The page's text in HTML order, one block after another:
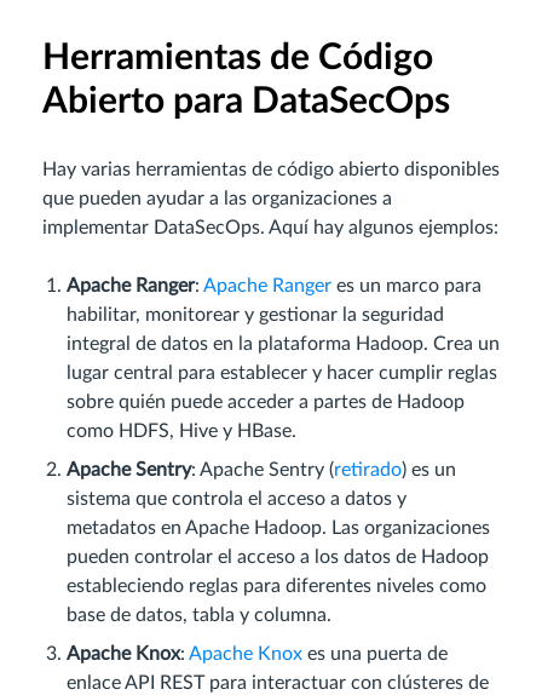
Herramientas de Código
Abierto para DataSecOps
Hay varias herramientas de código abierto disponibles
que pueden ayudar a las organizaciones a
implementar DataSecOps. Aquí hay algunos ejemplos:
Apache Ranger: Apache Ranger es un marco para
habilitar, monitorear y gestionar la seguridad
integral de datos en la plataforma Hadoop. Crea un
lugar central para establecer y hacer cumplir reglas
sobre quién puede acceder a partes de Hadoop
como HDFS, Hive y HBase.
Apache Sentry: Apache Sentry (retirado) es un
sistema que controla el acceso a datos y
metadatos en Apache Hadoop. Las organizaciones
pueden controlar el acceso a los datos de Hadoop
estableciendo reglas para diferentes niveles como
base de datos, tabla y columna.
Apache Knox: Apache Knox es una puerta de
enlace API REST para interactuar con clústeres de